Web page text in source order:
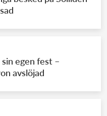
egen fest –
avslöjad